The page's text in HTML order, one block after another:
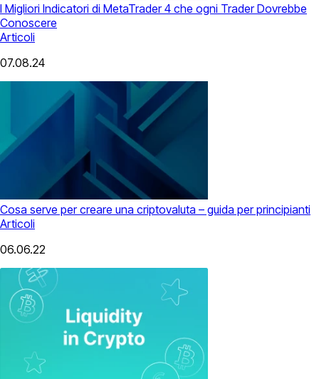
I Migliori Indicatori di MetaTrader 4 che ogni Trader Dovrebbe
Conoscere
Articoli
07.08.24
Cosa serve per creare una criptovaluta – guida per principianti
Articoli
06.06.22